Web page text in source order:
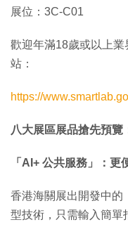
展位：3C-C01
歡迎年滿18歲或以上
站：
https://
八大展區展品搶先預覽
「AI+ 公共服務」：更
香港海關展出開發中的
型技術，只需輸入簡單